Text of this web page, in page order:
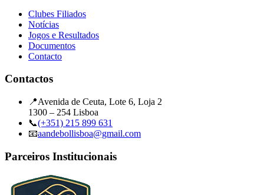
Clubes Filiados
Notícias
Jogos e Resultados
Documentos
Contacto
Contactos
📍Avenida de Ceuta, Lote 6, Loja 2
1300 – 254 Lisboa
📞(+351) 215 899 631
📧aandebollisboa@gmail.com
Parceiros Institucionais